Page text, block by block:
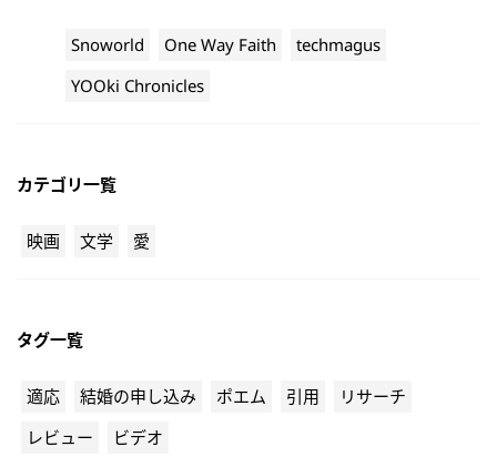
Snoworld One Way Faith
techmagus
YOOki Chronicles
カテゴリ一覧
映画 文学 愛
タグ一覧
適応 結婚の申し込み ポエム 引用
リサーチ
レビュー
ビデオ